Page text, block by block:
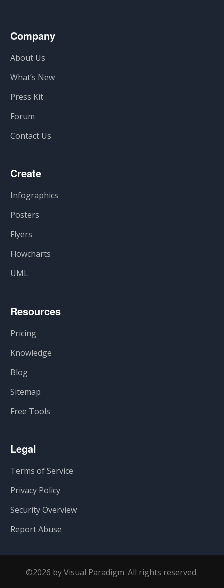
Company
About Us
What’s New
Press Kit
Forum
Contact Us
Create
Infographics
Posters
Flyers
Flowcharts
UML
Resources
Pricing
Knowledge
Blog
Sitemap
Free Tools
Legal
Terms of Service
Privacy Policy
Security Overview
Report Abuse
©2026 by Visual Paradigm. All rights reserved.